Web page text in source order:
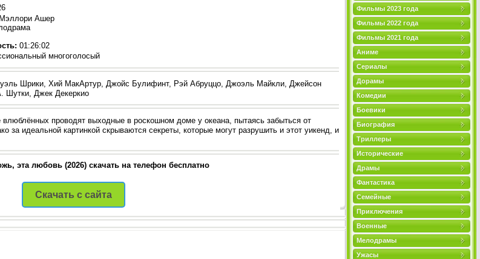
Фильмы 2023 года
Фильмы 2022 года
Фильмы 2021 года
Аниме
Сериалы
Дорамы
Комедии
Боевики
Биография
Триллеры
Исторические
Драмы
Фантастика
Семейные
Приключения
Военные
Мелодрамы
Ужасы
Ашер
01:26:02
многоголосый
Шрики, Хий МакАртур, Джойс Булифинт, Рэй Абруццо, Джоэль Майкли, Джейсон
Шутки, Джек Декеркио
влюблённых проводят выходные в роскошном доме у океана, пытаясь забыться от
за идеальной картинкой скрываются секреты, которые могут разрушить и этот уикенд, и
эта любовь (2026) скачать на телефон бесплатно
Скачать с сайта